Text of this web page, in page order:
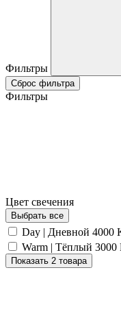
Фильтры
Сброс фильтра
Фильтры
Цвет свечения
Выбрать все
Day | Дневной 4000
Warm | Тёплый 3000
Показать 2 товара